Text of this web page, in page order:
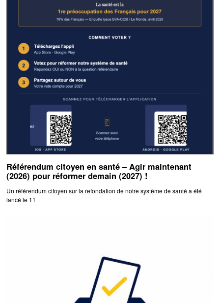
Référendum citoyen en santé – Agir maintenant
(2026) pour réformer demain (2027) !
Un référendum citoyen sur la refondation de notre système de santé a été
lancé le 11